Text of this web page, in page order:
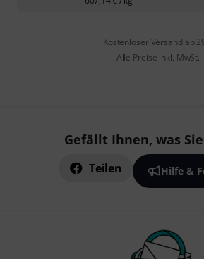
Kostenloser Versand ab
Alle Preise inkl. MwSt.
Gefällt Ihnen, was
Teilen Hilfe &